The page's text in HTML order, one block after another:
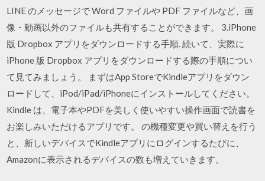
LINE のメッセージで Word ファイルや PDF ファイルなど、画
像・動画以外のファイルも共有することができます。 3.iPhone
版 Dropbox アプリをダウンロードする手順. 続いて、実際に
iPhone 版 Dropbox アプリをダウンロードする際の手順につい
て見てみましょう。 まずはApp StoreでKindleアプリをダウン
ロードして、iPod/iPad/iPhoneにインストールしてください。
Kindle は、電子本やPDFを美しく使いやすい操作画面で読書を
お楽しみいただけるアプリです。 の機種変更や買い替えを行う
と、新しいデバイスでKindleアプリにログインするたびに、
Amazonに表示されるデバイスの数も増えていきます。